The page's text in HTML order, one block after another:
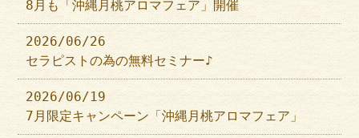
8月も「沖縄月桃アロマフェア」開催
2026/06/26
セラピストの為の無料セミナー♪
2026/06/19
7月限定キャンペーン「沖縄月桃アロマフェア」